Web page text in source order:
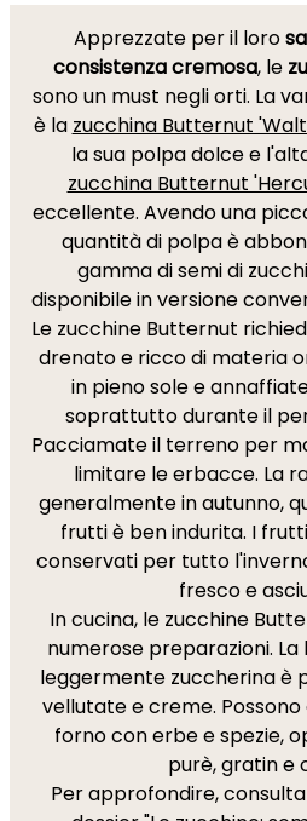
Apprezzate per il loro
consistenza cremosa, le
sono un must negli orti. La
è la zucchina Butternut
la sua polpa dolce e
zucchina Butternut
eccellente. Avendo una
quantità di polpa è
gamma di semi di
disponibile in versione
Le zucchine Butternut
drenato e ricco di materia
in pieno sole e
soprattutto durante il
Pacciamate il terreno per
limitare le erbacce. La
generalmente in autunno,
frutti è ben indurita. I
conservati per tutto
fresco e
In cucina, le zucchine
numerose preparazioni.
leggermente zuccherina è
vellutate e creme.
forno con erbe e spezie,
purè, gratin e
Per approfondire,